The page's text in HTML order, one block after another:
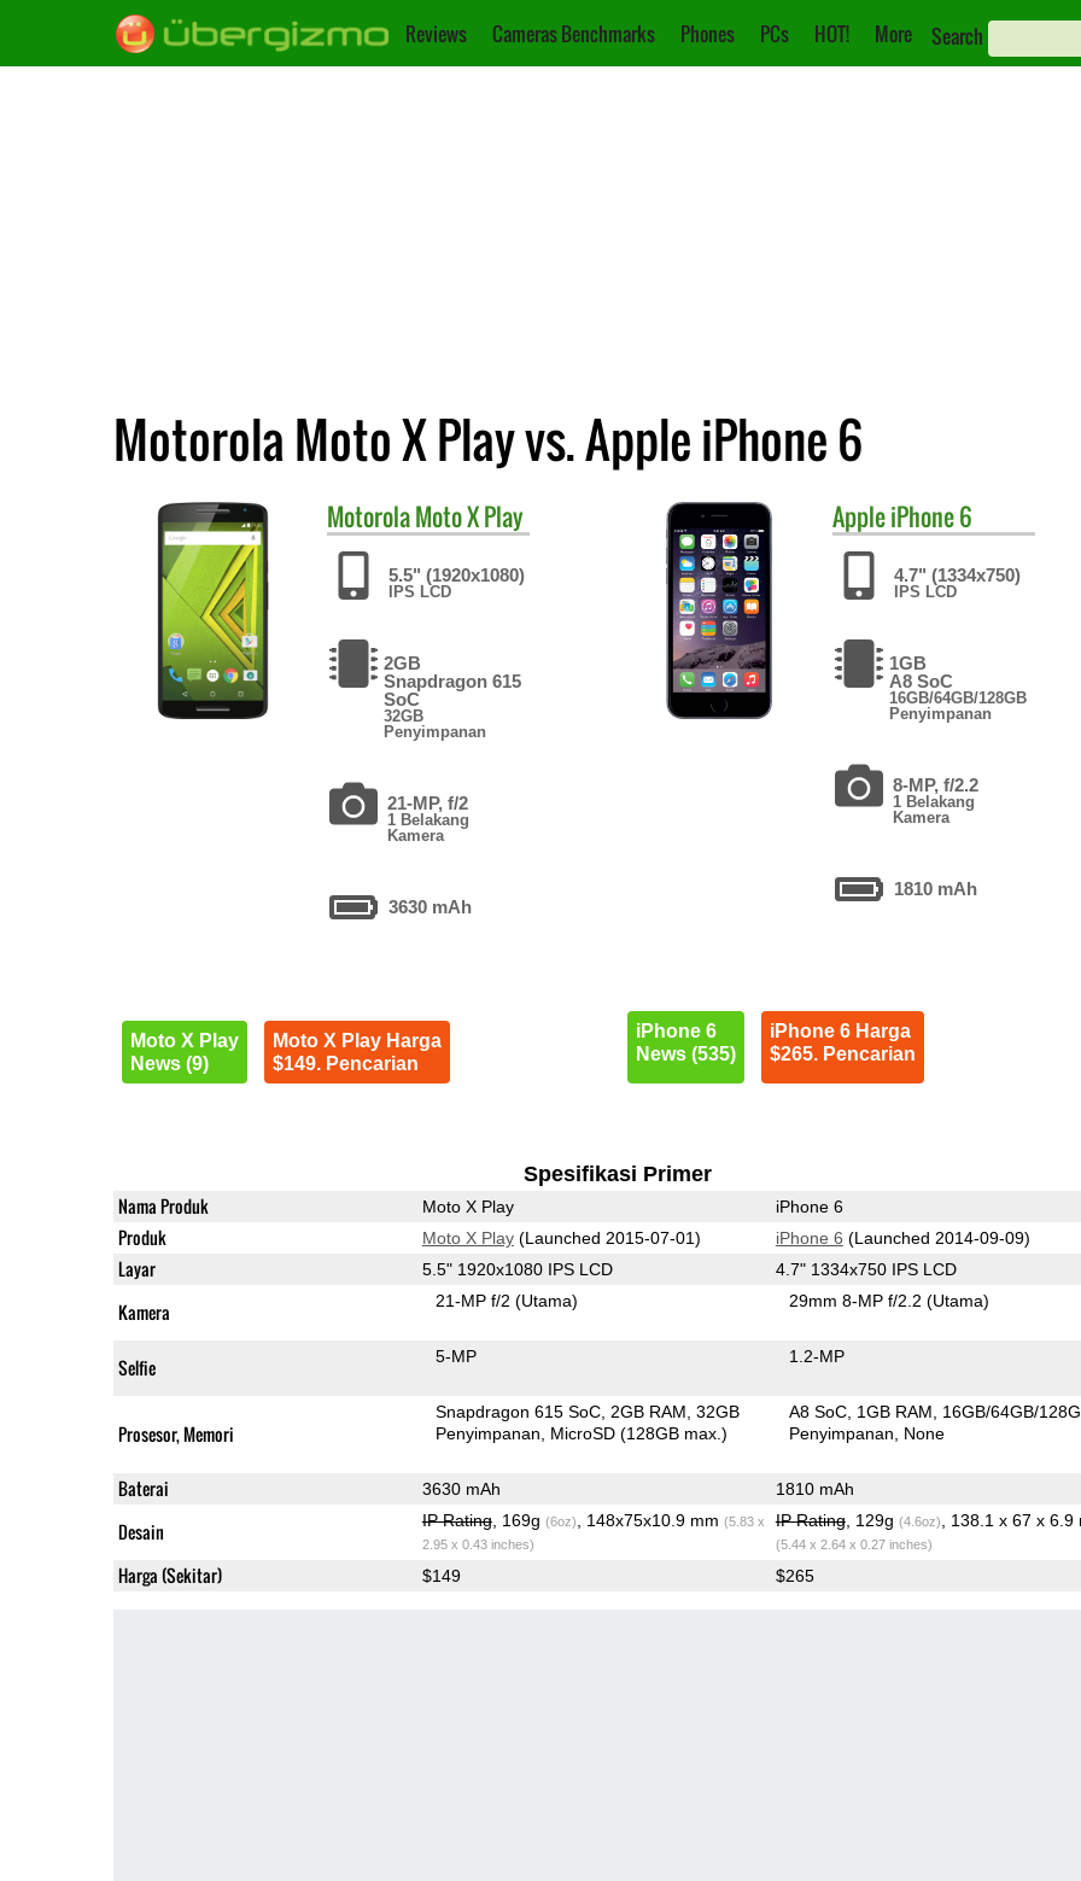
Reviews Cameras Benchmarks Phones PCs HOT! More Search
Motorola Moto X Play vs. Apple iPhone 6
MotorolaMoto X Play
5.5" (1920x1080)
IPS LCD
2GB
Snapdragon 615
SoC
32GB
Penyimpanan
21-MP, f/2
1 Belakang
Kamera
3630 mAh
Moto X Play
News (9)
Moto X Play Harga
$149. Pencarian
AppleiPhone 6
4.7" (1334x750)
IPS LCD
1GB
A8 SoC
16GB/64GB/128GB
Penyimpanan
8-MP, f/2.2
1 Belakang
Kamera
1810 mAh
iPhone 6
News (535)
iPhone 6 Harga
$265. Pencarian
Spesifikasi Primer
Nama Produk Moto X Play iPhone 6
Produk Moto X Play(Launched 2015-07-01) iPhone 6 (Launched 2014-09-09)
Layar 5.5" 1920x1080 IPS LCD 4.7" 1334x750 IPS LCD
Kamera 21-MP f/2(Utama) 29mm 8-MP f/2.2(Utama)
Selfie 5-MP 1.2-MP
Prosesor, Memori
Snapdragon 615 SoC 2GB RAM 32GB
Penyimpanan
MicroSD (128GB max.)
A8 SoC 1GB RAM
16GB/64GB/
Penyimpanan
None
Baterai 3630 mAh 1810 mAh
Desain IP Rating, 169g (6oz) , 148x75x10.9 mm (5.83 x
2.95 x 0.43 inches)
IP Rating, 129g (4.6oz) , 138.1 x 67 x 6.9
(5.44 x 2.64 x 0.27 inches)
Harga (Sekitar) $149 $265